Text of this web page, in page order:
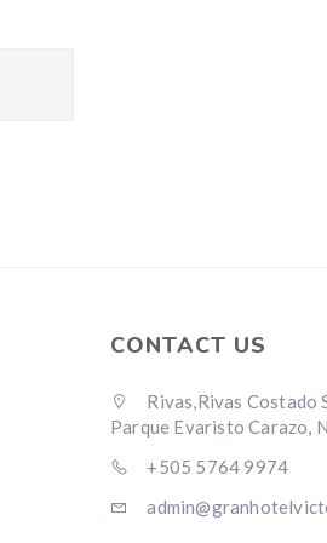
CONTACT US
Rivas,Rivas Costado
Parque Evaristo Carazo,
+505 5764 9974